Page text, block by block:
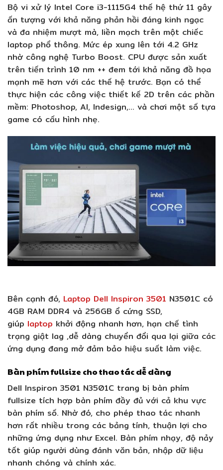
Bộ vi xử lý Intel Core i3-1115G4 thế hệ thứ 11 gây
ấn tượng với khả năng phản hồi đáng kinh ngạc
và đa nhiệm mượt mà, liền mạch trên một chiếc
laptop phổ thông. Mức ép xung lên tới 4.2 GHz
nhờ công nghệ Turbo Boost. CPU được sản xuất
trên tiến trình 10 nm ++ đem tới khả năng đồ họa
mạnh mẽ hơn với các thế hệ trước. Bạn có thể
thực hiện các công việc thiết kế 2D trên các phần
mềm: Photoshop, AI, Indesign,… và chơi một số tựa
game có cấu hình nhẹ.
Bên cạnh đó, Laptop Dell Inspiron 3501 N3501C có
4GB RAM DDR4 và 256GB ổ cứng SSD,
giúp laptop khởi động nhanh hơn, hạn chế tình
trạng giật lag ,dễ dàng chuyển đổi qua lại giữa các
ứng dụng đang mở đảm bảo hiệu suất làm việc.
Bàn phím fullsize cho thao tác dễ dàng
Dell Inspiron 3501 N3501C trang bị bàn phím
fullsize tích hợp bàn phím đầy đủ với cả khu vực
bàn phím số. Nhờ đó, cho phép thao tác nhanh
hơn rất nhiều trong các bảng tính, thuận lợi cho
những ứng dụng như Excel. Bàn phím nhạy, độ nảy
tốt giúp người dùng đánh văn bản, nhập dữ liệu
nhanh chóng và chính xác.